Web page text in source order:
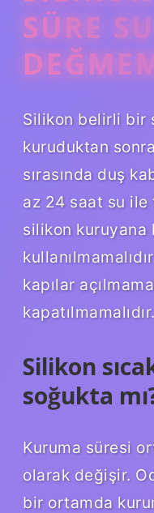
SÜRE SU
Silikon belirli bir
kuruduktan
sırasında duş
az 24 saat su
silikon
kapılar
kapatılmamalıdır.
Silikon
soğukta
Kuruma süresi
olarak değişir.
bir ortamda